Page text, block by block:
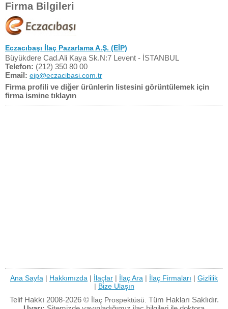
Firma Bilgileri
Eczacıbaşı İlaç Pazarlama A.Ş. (EİP)
Büyükdere Cad.Ali Kaya Sk.N:7 Levent - İSTANBUL
Telefon: (212) 350 80 00
Email: eip@eczacibasi.com.tr
Firma profili ve diğer ürünlerin listesini görüntülemek için
firma ismine tıklayın
Ana Sayfa | Hakkımızda | İlaçlar | İlaç Ara | İlaç Firmaları | Gizlilik
| Bize Ulaşın
Telif Hakkı 2008-2026 © İlaç Prospektüsü. Tüm Hakları Saklıdır.